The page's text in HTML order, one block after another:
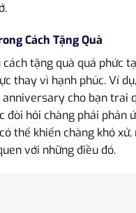
Cách Tặng Quà
cách tặng quà quá phức
thay vì hạnh phúc. Ví
cho bạn trai
đòi hỏi chàng phải phản
thể khiến chàng khó
với những điều đó.